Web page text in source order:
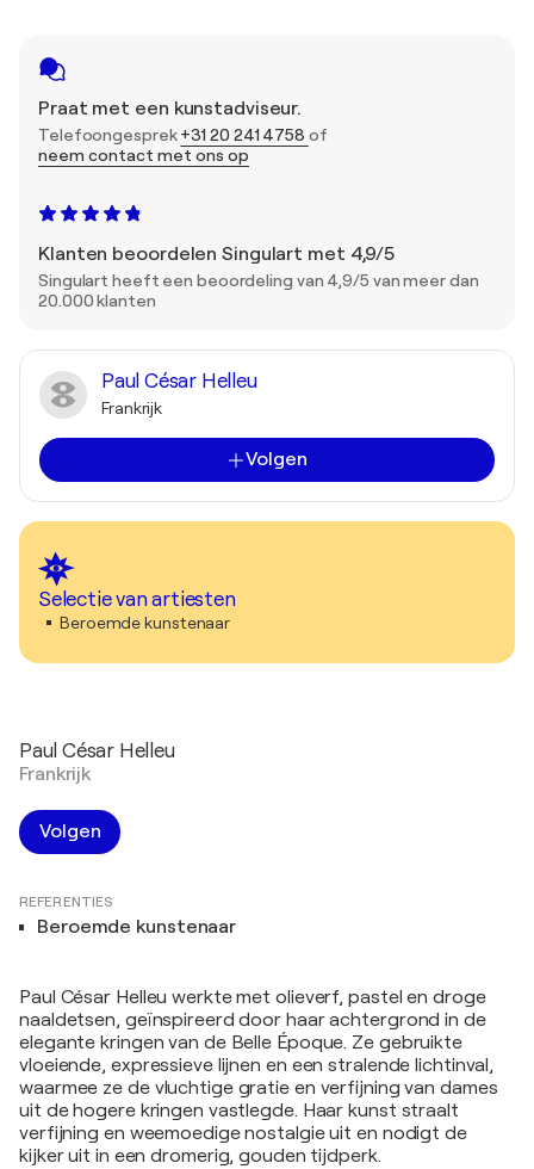
Praat met een kunstadviseur.
Telefoongesprek+31 20 241 4758 of
neem contact met ons op
Klanten beoordelen Singulart met 4,9/5
Singulart heeft een beoordeling van 4,9/5 van meer dan
20.000 klanten
Paul César Helleu
Frankrijk
Volgen
Selectie van artiesten
Beroemde kunstenaar
Paul César Helleu
Frankrijk
Volgen
REFERENTIES
Beroemde kunstenaar
Paul César Helleu werkte met olieverf, pastel en droge
naaldetsen, geïnspireerd door haar achtergrond in de
elegante kringen van de Belle Époque. Ze gebruikte
vloeiende, expressieve lijnen en een stralende lichtinval,
waarmee ze de vluchtige gratie en verfijning van dames
uit de hogere kringen vastlegde. Haar kunst straalt
verfijning en weemoedige nostalgie uit en nodigt de
kijker uit in een dromerig, gouden tijdperk.